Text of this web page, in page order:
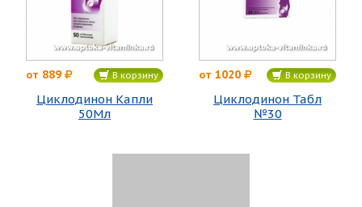
от 889 В корзину
Циклодинон Капли
50Мл
от 1020 В корзину
Циклодинон Табл
№30